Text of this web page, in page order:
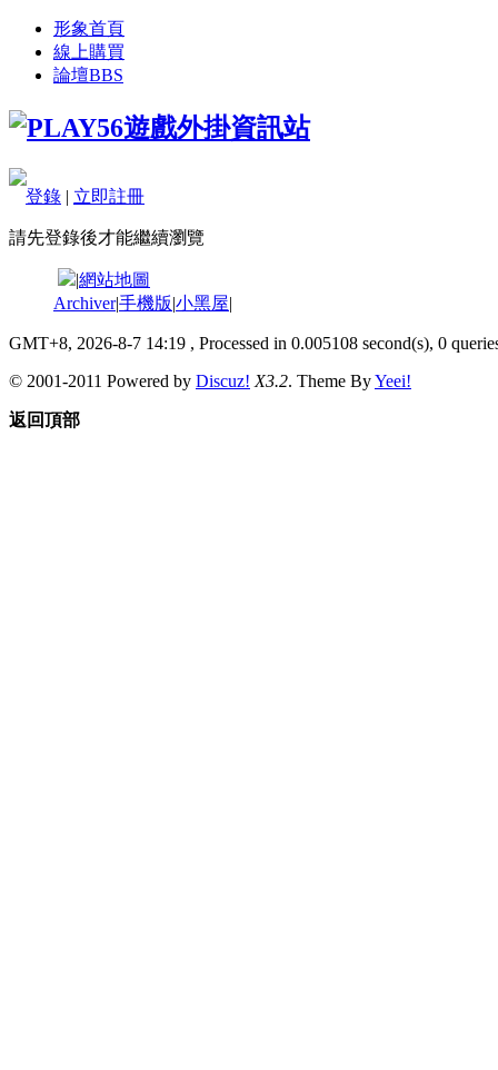
形象首頁
線上購買
論壇BBS
登錄 | 立即註冊
請先登錄後才能繼續瀏覽
|網站地圖
Archiver|手機版|小黑屋|
GMT+8, 2026-8-7 14:19 , Processed in 0.005108 second(s), 0
© 2001-2011 Powered by Discuz! X3.2. Theme ByYeei!
返回頂部